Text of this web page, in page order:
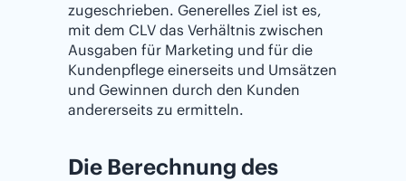
zugeschrieben. Generelles Ziel ist es,
mit dem CLV das Verhältnis zwischen
Ausgaben für Marketing und für die
Kundenpflege einerseits und Umsätzen
und Gewinnen durch den Kunden
andererseits zu ermitteln.
Die Berechnung des